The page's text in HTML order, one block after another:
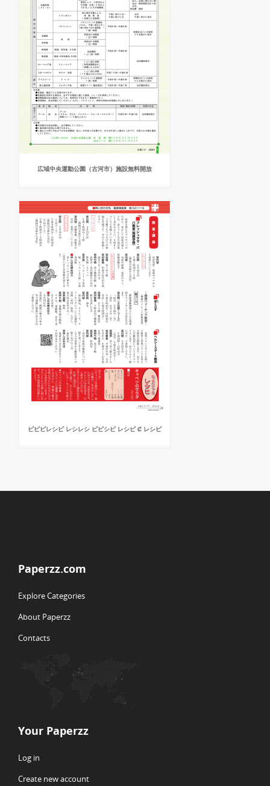
広域中央運動公園（古河市）施設無料開放
ピピピレシピ レシレシ ピピシピ レシピ Ȼ レシピ
Paperzz.com
Explore Categories
About Paperzz
Contacts
Your Paperzz
Log in
Create new account